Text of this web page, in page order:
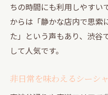
ちの時間にも利用しやすい
からは「静かな店内で思索
た」という声もあり、渋谷
して人気です。
非日常を味わえるシーシ